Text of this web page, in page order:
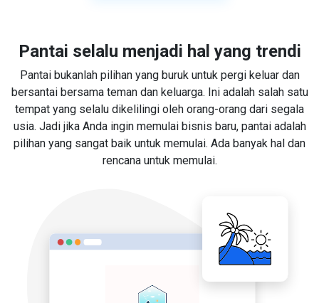
Pantai selalu menjadi hal yang trendi
Pantai bukanlah pilihan yang buruk untuk pergi keluar dan
bersantai bersama teman dan keluarga. Ini adalah salah satu
tempat yang selalu dikelilingi oleh orang-orang dari segala
usia. Jadi jika Anda ingin memulai bisnis baru, pantai adalah
pilihan yang sangat baik untuk memulai. Ada banyak hal dan
rencana untuk memulai.